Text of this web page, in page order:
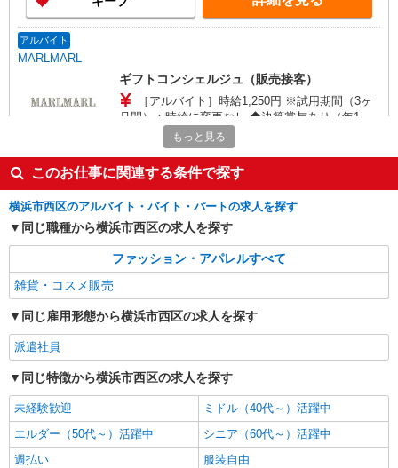
アルバイト
MARLMARL
ギフトコンシェルジュ（販売接客）
［アルバイト］時給1,250円 ※試用期間（3ヶ
月間）：時給に変更なし ◆決算賞与あり（年1
回 諸条件あり）
〒220-0012 神奈川県横浜市西区みなとみらい
三丁目5番1号 マークイズみなとみらい
詳細を見る
アルバイト
販売スタッフ
［アルバイト］時給1,230円〜
神奈川県横浜市西区南幸1-5-1 ジョイナス
キープ 詳細を見る
派遣社員
株式会社シーエーセールススタッフ/tkAK38796a
雑貨販売
時給1540円〜1640円 ※経験・能力による 上
もっと見る
このお仕事に関連する条件で探す
横浜市西区のアルバイト・バイト・パートの求人を探す
同じ職種から横浜市西区の求人を探す
ファッション・アパレルすべて
雑貨・コスメ販売
同じ雇用形態から横浜市西区の求人を探す
派遣社員
同じ特徴から横浜市西区の求人を探す
未経験歓迎
ミドル（40代～）活躍中
エルダー（50代～）活躍中
シニア（60代～）活躍中
週払い
服装自由